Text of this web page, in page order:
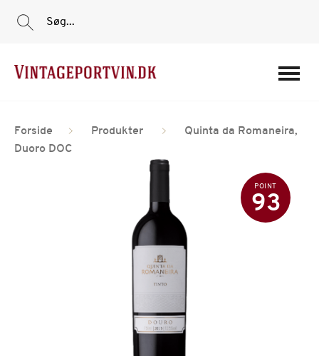
Tilbud
Film
Portvinshuse
Søg...
Forside Produkter
Quinta da Romaneira,
Duoro DOC
POINT
93